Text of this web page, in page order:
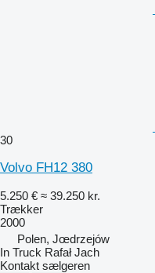
30
Volvo FH12 380
5.250 € ≈ 39.250 kr.
Trækker
2000
Polen, Jœdrzejów
In Truck Rafał Jach
Kontakt sælgeren